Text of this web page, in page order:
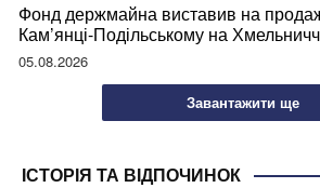
Фонд держмайна виставив на
Кам’янці-Подільському на
05.08.2026
Завантажити ще
ІСТОРІЯ ТА ВІДПОЧИНОК